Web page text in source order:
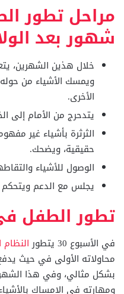
شهور بعد
خلال هذين الشهرين،
ويمسك الأشياء من
الأخرى.
يتدحرج من الأمام إلى
الثرثرة بأشياء غير
حقيقية، ويضحك.
الوصول للأشياء
يجلس مع الدعم
تطور الطفل
في الأسبوع 30 يتطور
محاولاته الأولى في حيث
بشكل مثالي، وفي هذا
ومهارته في الإمساك